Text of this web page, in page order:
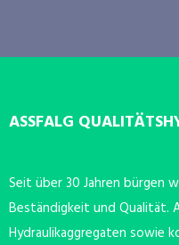
ASSFALG
Seit über 30 Jahren bürgen
Beständigkeit und Qualität.
Hydraulikaggregaten sowie